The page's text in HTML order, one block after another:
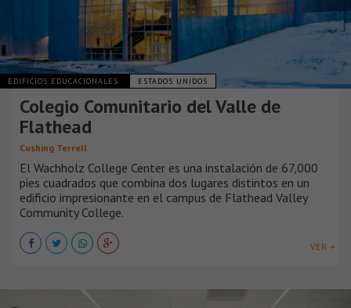
EDIFICIOS EDUCACIONALES ESTADOS UNIDOS
Colegio Comunitario del Valle de
Flathead
Cushing Terrell
El Wachholz College Center es una instalación de 67,000
pies cuadrados que combina dos lugares distintos en un
edificio impresionante en el campus de Flathead Valley
Community College.
VER +